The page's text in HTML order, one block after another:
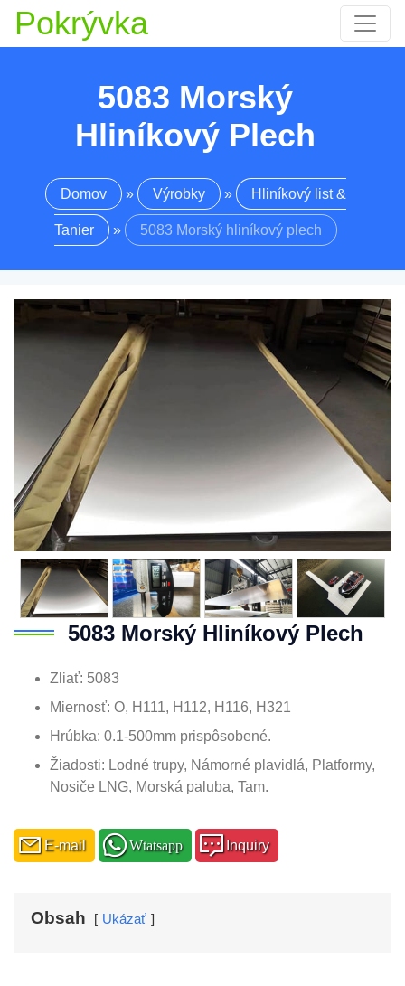
Pokrývka
5083 Morský
Hliníkový Plech
Domov » Výrobky » Hliníkový list &
Tanier » 5083 Morský hliníkový plech
5083 Morský Hliníkový Plech
Zliať: 5083
Miernosť: O, H111, H112, H116, H321
Hrúbka: 0.1-500mm prispôsobené.
Žiadosti: Lodné trupy, Námorné plavidlá, Platformy,
Nosiče LNG, Morská paluba, Tam.
E-mail Wtatsapp Inquiry
Obsah Ukázať